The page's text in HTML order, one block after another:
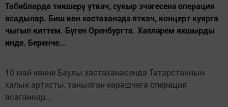
Табибларда тикшерү үткәч, сукыр эчәгесенә операция
ясадылар. Биш көн хастаханәдә яткач, концерт куярга
чыгып киттем. Бүген Оренбургта. Хәлләрем яхшырды
инде. Беренче...
10 май көнне Баулы хастаханәсендә Татарстаннын
халык артисты, танылган көрәшчегә операция
ясаганнар...